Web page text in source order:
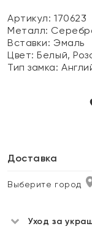
Артикул: 170623
Металл:
Вставки:Эмаль
Цвет:Белый,
Тип замка:
Доставка
Выберите город
Уход за